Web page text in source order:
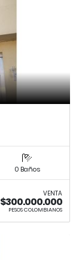
0 Baños
VENTA
$300.000.000
PESOS COLOMBIANOS